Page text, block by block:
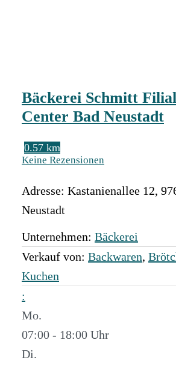
Bäckerei Schmitt
Center Bad Neustadt
0.57 km
Keine Rezensionen
Adresse: Kastanienallee 12,
Neustadt
Unternehmen: Bäckerei
Verkauf von: Backwaren,
Kuchen
:
Mo.
07:00 - 18:00
Di.